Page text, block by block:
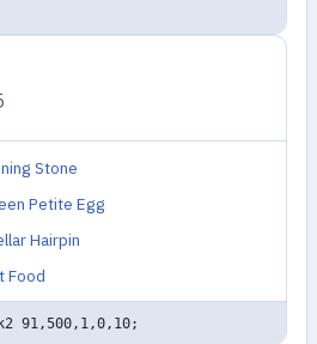
Stone
Petite Egg
Hairpin
Food
91,500,1,0,10;